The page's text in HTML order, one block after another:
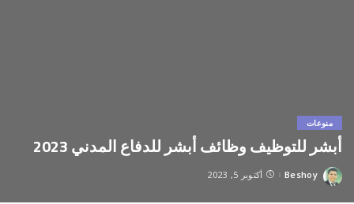
منوعات
أبشر للتوظيف وظائف أبشر للدفاع المدني 2023
Posted
Beshoy أكتوبر 5, 2023